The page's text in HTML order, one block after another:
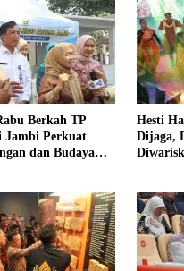
Berkah TP
Jambi Perkuat
dan Budaya
Hesti
Dijaga,